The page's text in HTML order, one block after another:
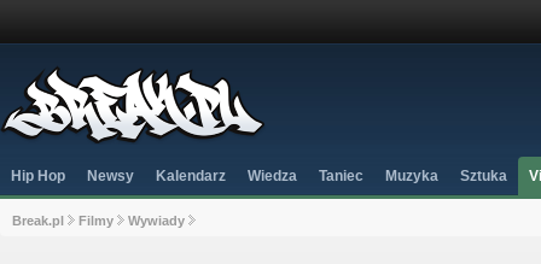
Hip Hop Newsy Kalendarz Wiedza Taniec Muzyka Sztuka
Break.pl Filmy Wywiady